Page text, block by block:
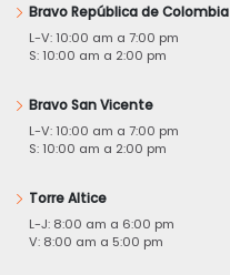
Bravo República de Colombia
L-V: 10:00 am a 7:00 pm
S: 10:00 am a 2:00 pm
Bravo San Vicente
L-V: 10:00 am a 7:00 pm
S: 10:00 am a 2:00 pm
Torre Altice
L-J: 8:00 am a 6:00 pm
V: 8:00 am a 5:00 pm